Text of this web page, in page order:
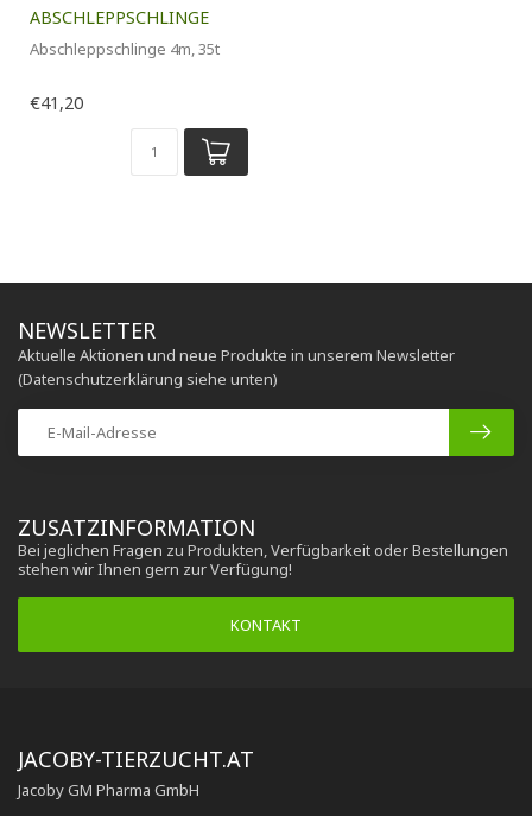
ABSCHLEPPSCHLINGE
Abschleppschlinge 4m, 35t
€41,20
ZUSATZINFORMATION
Bei jeglichen Fragen zu Produkten, Verfügbarkeit oder Bestellungen
stehen wir Ihnen gern zur Verfügung!
KONTAKT
NEWSLETTER
Aktuelle Aktionen und neue Produkte in unserem Newsletter
(Datenschutzerklärung siehe unten)
JACOBY-TIERZUCHT.AT
Jacoby GM Pharma GmbH